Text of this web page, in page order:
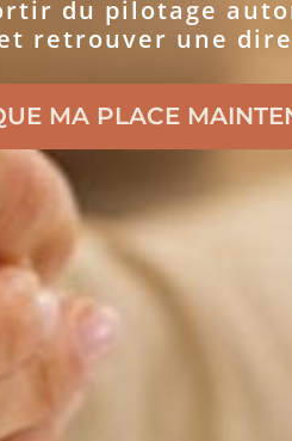
du pilotage
retrouver une
MA PLACE